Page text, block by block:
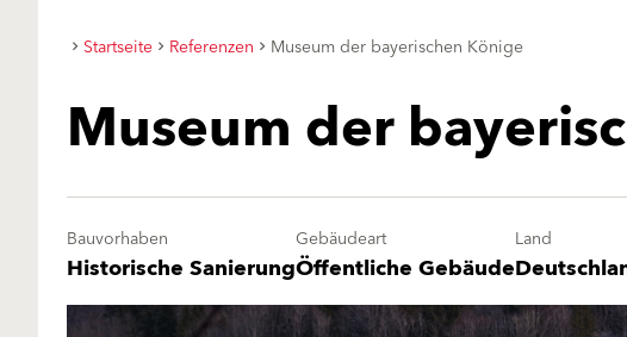
Startseite Referenzen Museum der bayerischen Könige
Museum der
Bauvorhaben
Historische Sanierung
Gebäudeart
Öffentliche Gebäude
Land